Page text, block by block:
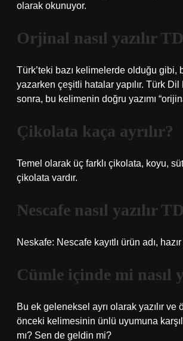
olarak okunuyor.
Orjinal nasıl yazılır
Türk’teki bazı kelimelerde olduğu gibi,
yazarken çeşitli hatalar yapılır. Türk Dil
sonra, bu kelimenin doğru yazımı
Çikolata kaça ayrılır?
Temel olarak üç farklı çikolata, koyu,
çikolata vardır.
Nescafe nasıl yazılır
Neskafe: Nescafe kayıtlı ürün adı,
Cümle içinde mi nasıl
Bu ek geleneksel ayrı olarak yazılır ve
önceki kelimesinin ünlü uyumuna
mı? Sen de geldin mi?